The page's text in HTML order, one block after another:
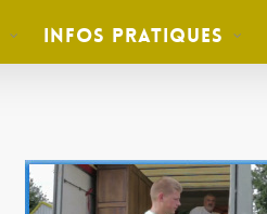
Infos Pratiques